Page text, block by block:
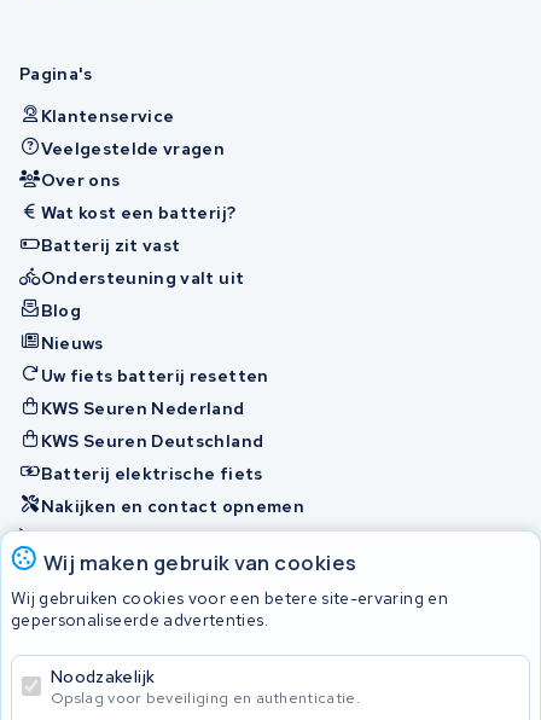
Wij maken gebruik van cookies
Wij gebruiken cookies voor een betere site-ervaring en
gepersonaliseerde advertenties.
Noodzakelijk
Opslag voor beveiliging en authenticatie.
Pagina's
Klantenservice
Veelgestelde vragen
Over ons
Wat kost een batterij?
Batterij zit vast
Ondersteuning valt uit
Blog
Nieuws
Uw fiets batterij resetten
KWS Seuren Nederland
KWS Seuren Deutschland
Batterij elektrische fiets
Nakijken en contact opnemen
Onherstelbaar
Accu's
© 2026 KWS Seuren